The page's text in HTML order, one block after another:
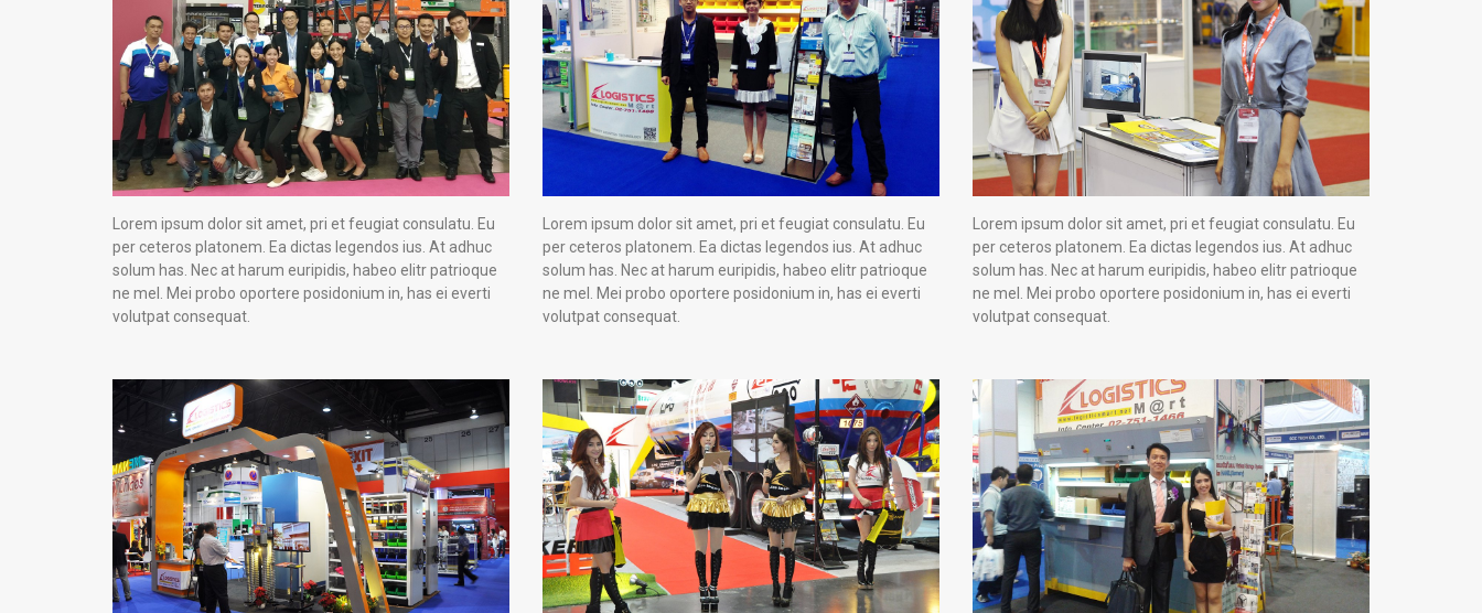
Lorem ipsum dolor sit amet, pri et feugiat consulatu. Eu
per ceteros platonem. Ea dictas legendos ius. At adhuc
solum has. Nec at harum euripidis, habeo elitr patrioque
ne mel. Mei probo oportere posidonium in, has ei everti
volutpat consequat.
Lorem ipsum dolor sit amet, pri et feugiat consulatu. Eu
per ceteros platonem. Ea dictas legendos ius. At adhuc
solum has. Nec at harum euripidis, habeo elitr patrioque
ne mel. Mei probo oportere posidonium in, has ei everti
volutpat consequat.
Lorem ipsum dolor sit amet, pri et feugiat consulatu. Eu
per ceteros platonem. Ea dictas legendos ius. At adhuc
solum has. Nec at harum euripidis, habeo elitr patrioque
ne mel. Mei probo oportere posidonium in, has ei everti
volutpat consequat.